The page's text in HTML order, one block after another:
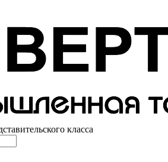
класса